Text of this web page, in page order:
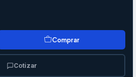
Comprar
Cotizar